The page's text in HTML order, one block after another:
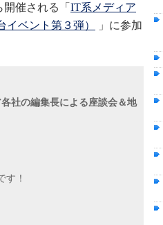
催される「 IT系メディア
ベント第３弾）
」に参加
社の編集長による座談会＆地
す！